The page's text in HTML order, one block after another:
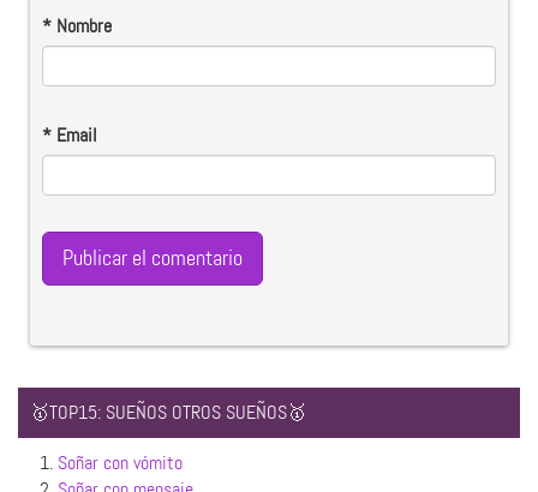
* Nombre
* Email
🥇TOP15: SUEÑOS OTROS SUEÑOS🥇
1. Soñar con vómito